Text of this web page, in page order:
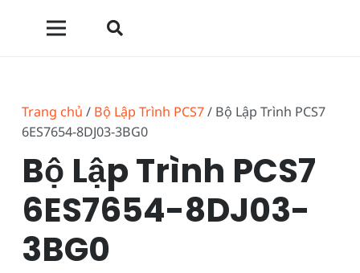
Trang chủ / Bộ Lập Trình PCS7/ Bộ Lập Trình PCS7
6ES7654-8DJ03-3BG0
Bộ Lập Trình PCS7
6ES7654-8DJ03-
3BG0